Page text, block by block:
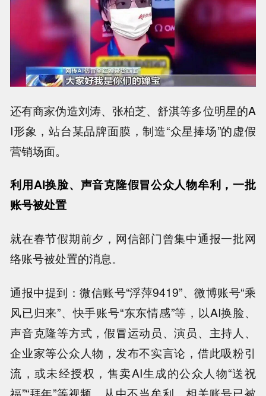
还有商家伪造刘涛、张柏芝、舒淇等多位明星的A
I形象，站台某品牌面膜，制造“众星捧场”的虚假
营销场面。
利用AI换脸、声音克隆假冒公众人物牟利，一批
账号被处置
就在春节假期前夕，网信部门曾集中通报一批网
络账号被处置的消息。
通报中提到：微信账号“浮萍9419”、微博账号“乘
风已归来”、快手账号“东东情感”等，以AI换脸、
声音克隆等方式，假冒运动员、演员、主持人、
企业家等公众人物，发布不实言论，借此吸粉引
流，或未经授权，售卖AI生成的公众人物“送祝